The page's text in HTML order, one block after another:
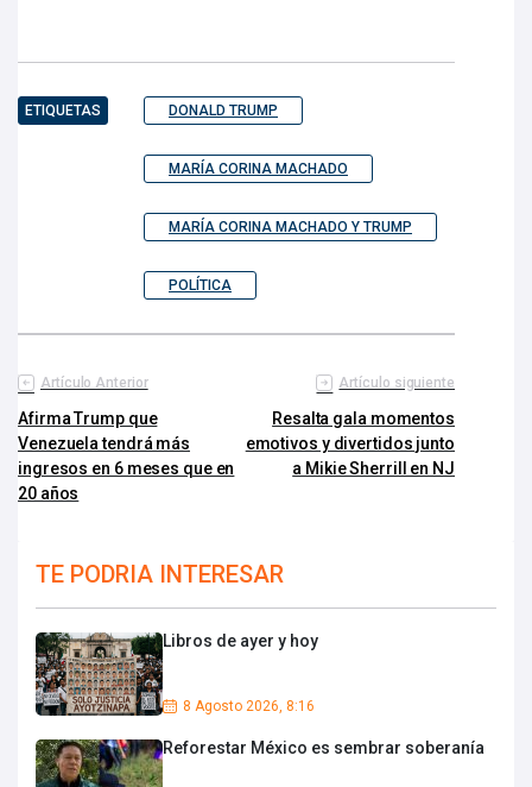
ETIQUETAS DONALD TRUMP
MARÍA CORINA MACHADO
MARÍA CORINA MACHADO Y TRUMP
POLÍTICA
Artículo Anterior
Afirma Trump que
Venezuela tendrá más
ingresos en 6 meses que en
20 años
Artículo siguiente
Resalta gala momentos
emotivos y divertidos junto
a Mikie Sherrill en NJ
TE PODRIA INTERESAR
Libros de ayer y hoy
8 Agosto 2026, 8:16
Reforestar México es sembrar soberanía